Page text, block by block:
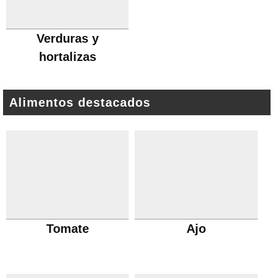
Verduras y
hortalizas
Alimentos destacados
Tomate Ajo